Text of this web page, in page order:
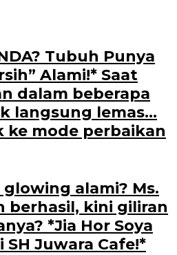
Tubuh Punya
Alami!* Saat
dalam beberapa
langsung lemas…
ke mode perbaikan
alami? Ms.
berhasil, kini giliran
*Jia Hor Soya
Juwara Cafe!*